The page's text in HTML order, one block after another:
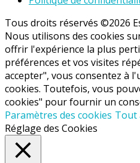
Tous droits réservés ©2026
Nous utilisons des cookies
offrir l'expérience la plus
préférences et vos visites
accepter", vous consentez à
cookies. Toutefois, vous
cookies" pour fournir un
Paramètres des cookies Tout
Réglage des Cookies